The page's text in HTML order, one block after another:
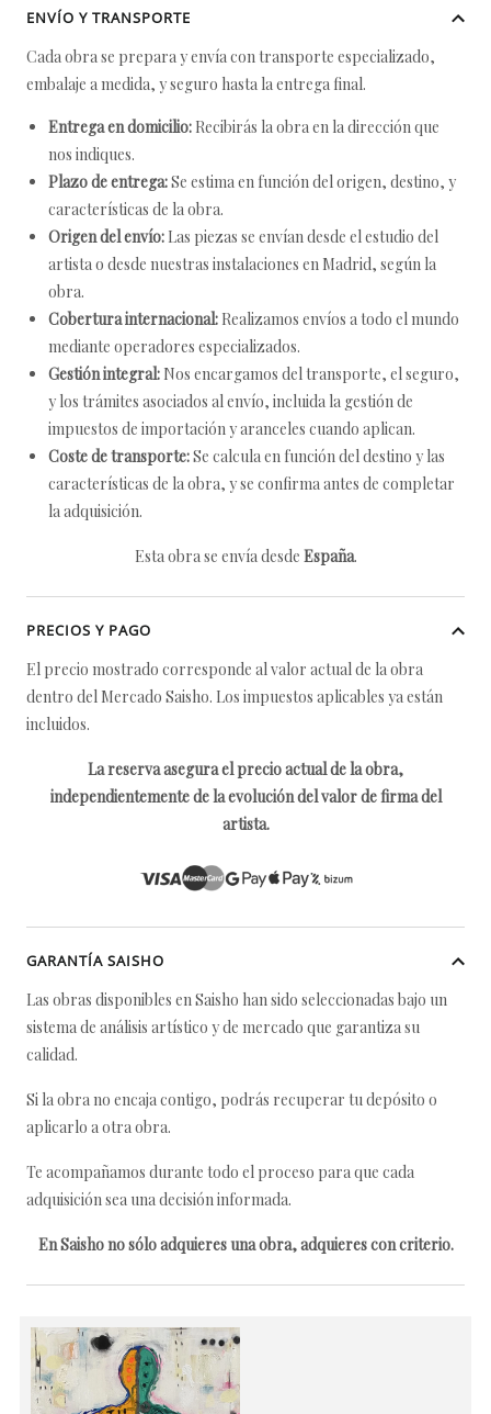
ENVÍO Y TRANSPORTE
Cada obra se prepara y envía con transporte especializado,
embalaje a medida, y seguro hasta la entrega final.
Entrega en domicilio: Recibirás la obra en la dirección que
nos indiques.
Plazo de entrega:Se estima en función del origen, destino, y
características de la obra.
Origen del envío: Las piezas se envían desde el estudio del
artista o desde nuestras instalaciones en Madrid, según la
obra.
Cobertura internacional: Realizamos envíos a todo el mundo
mediante operadores especializados.
Gestión integral: Nos encargamos del transporte, el seguro,
y los trámites asociados al envío, incluida la gestión de
impuestos de importación y aranceles cuando aplican.
Coste de transporte:Se calcula en función del destino y las
características de la obra, y se confirma antes de completar
la adquisición.
Esta obra se envía desde España.
PRECIOS Y PAGO
El precio mostrado corresponde al valor actual de la obra
dentro del Mercado Saisho. Los impuestos aplicables ya están
incluidos.
La reserva asegura el precio actual de la obra,
independientemente de la evolución del valor de firma del
artista.
GARANTÍA SAISHO
Las obras disponibles en Saisho han sido seleccionadas bajo un
sistema de análisis artístico y de mercado que garantiza su
calidad.
Si la obra no encaja contigo, podrás recuperar tu depósito o
aplicarlo a otra obra.
Te acompañamos durante todo el proceso para que cada
adquisición sea una decisión informada.
En Saisho no sólo adquieres una obra, adquieres con criterio.